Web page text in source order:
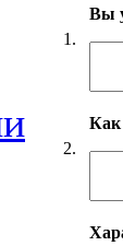
1.
Вы
2.
Как